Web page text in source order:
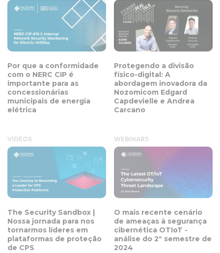
Por que a conformidade
com o NERC CIP é
importante para as
concessionárias
municipais de energia
elétrica
Protegendo a divisão
físico-digital: A
abordagem inovadora da
Nozomicom Edgard
Capdevielle e Andrea
Carcano
VÍDEOS
The Security Sandbox |
Nossa jornada para nos
tornarmos líderes em
plataformas de proteção
de CPS
WEBINARS
O mais recente cenário
de ameaças à segurança
cibernética OTIoT -
análise do 2º semestre de
2024